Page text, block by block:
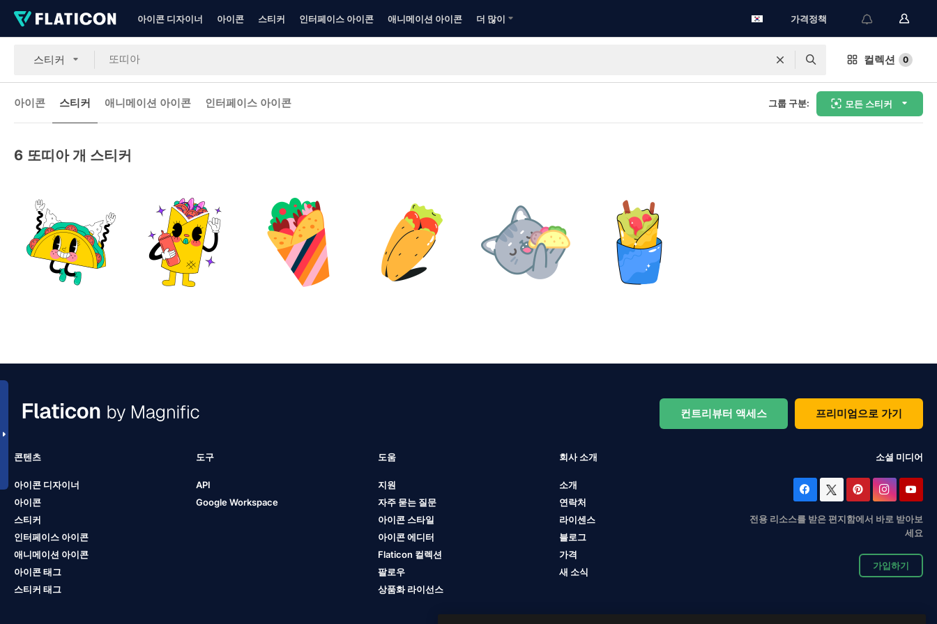
아이콘 디자이너 아이콘 스티커 인터페이스 아이콘 애니메이션 아이콘 더 많이 가격정책
스티커 컬렉션 0
아이콘 스티커 애니메이션 아이콘 인터페이스 아이콘 그룹 구분: 모든 스티커
6 또띠아 개 스티커
컨트리뷰터 액세스 프리미엄으로 가기
콘텐츠
아이콘 디자이너
아이콘
스티커
인터페이스 아이콘
애니메이션 아이콘
아이콘 태그
스티커 태그
도구
API
Google Workspace
도움
지원
자주 묻는 질문
아이콘 스타일
아이콘 에디터
Flaticon 컬렉션
팔로우
상품화 라이선스
회사 소개
소개
연락처
라이센스
블로그
가격
새 소식
소셜 미디어
전용 리소스를 받은 편지함에서 바로 받아보
세요
가입하기